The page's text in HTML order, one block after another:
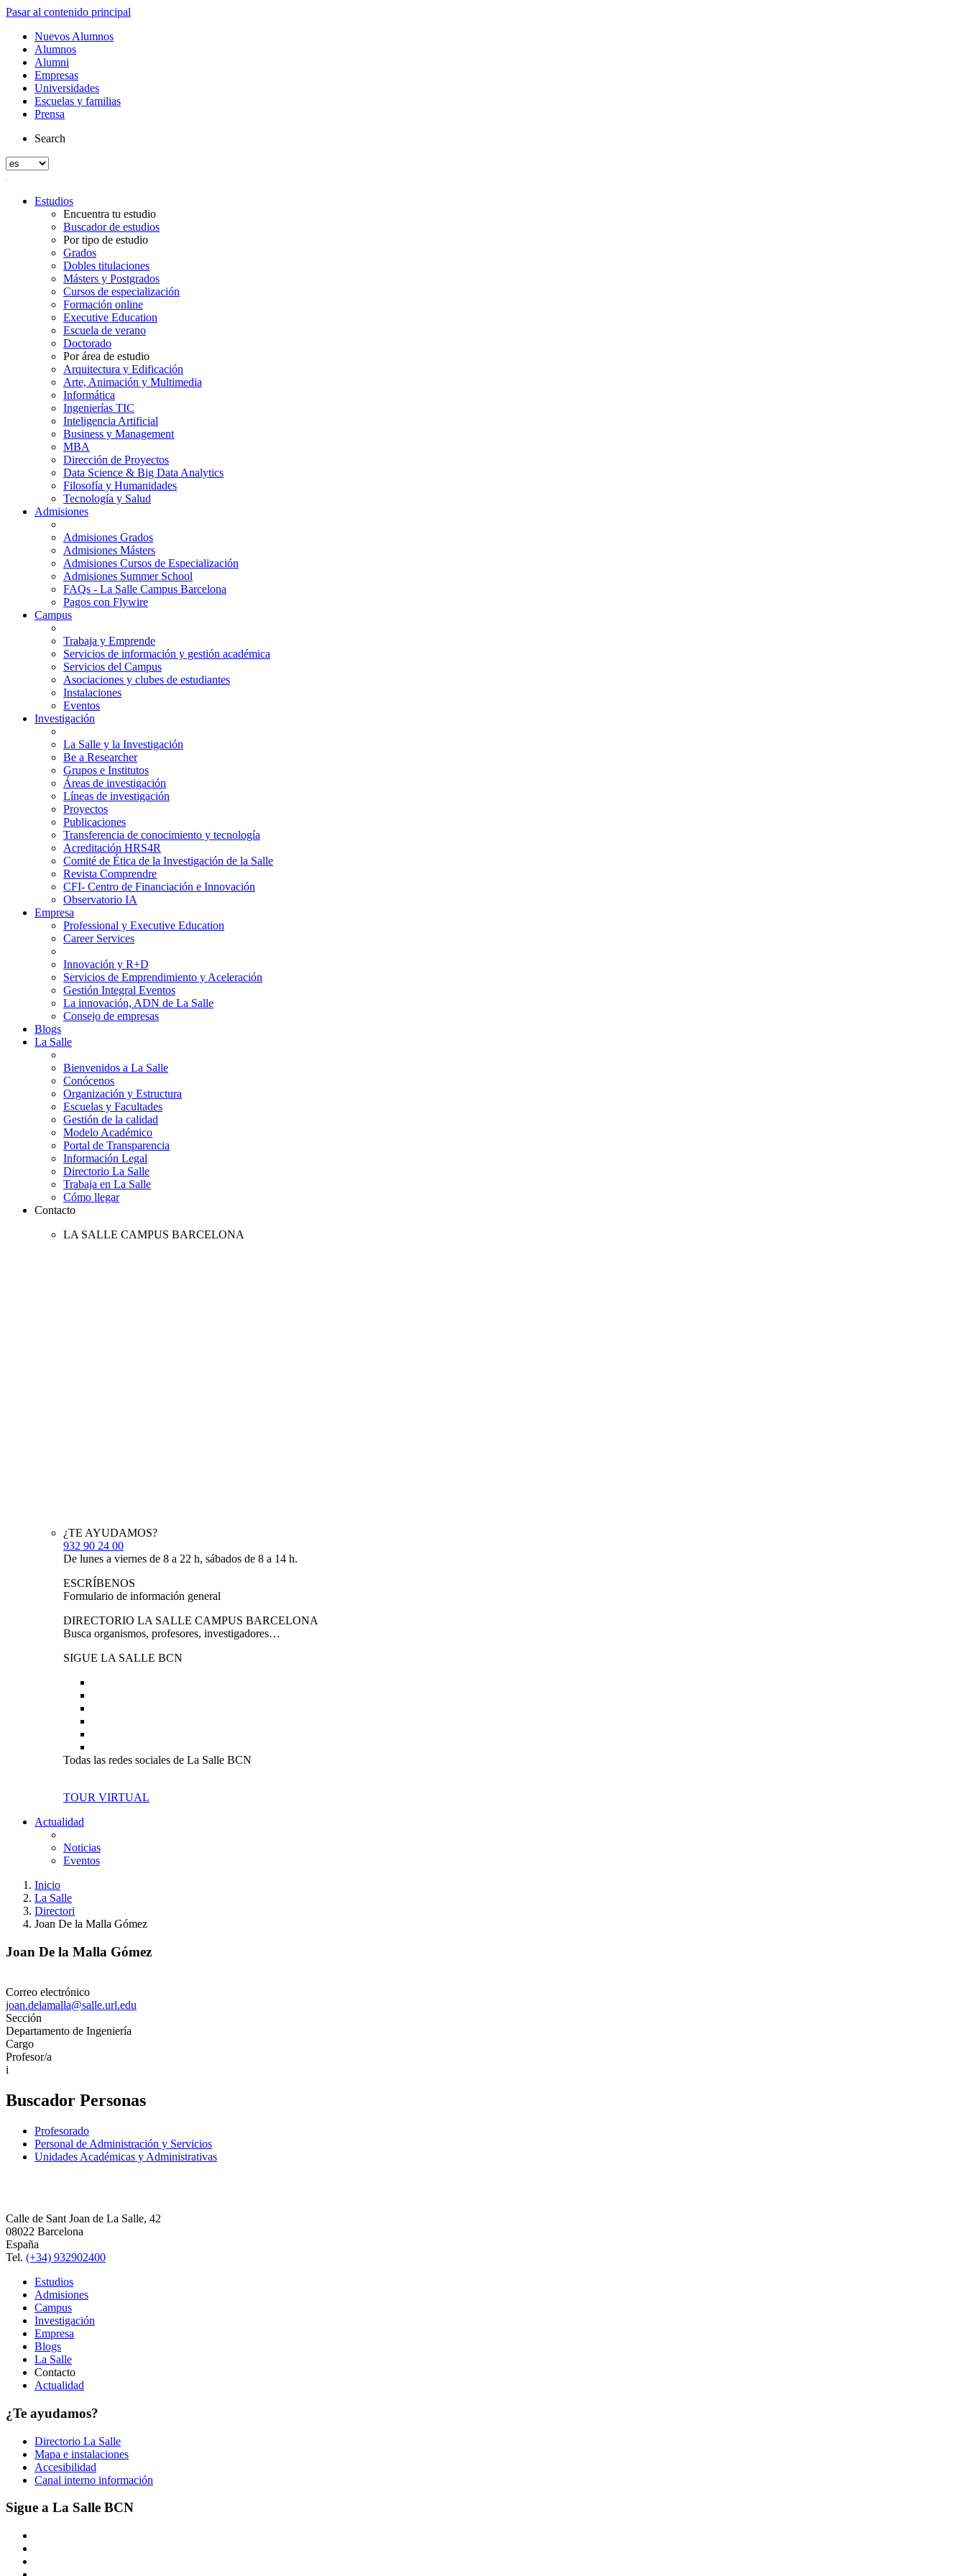
Pasar al contenido principal
Nuevos Alumnos
Alumnos
Alumni
Empresas
Universidades
Escuelas y familias
Prensa
Search
Estudios
Encuentra tu estudio
Buscador de estudios
Por tipo de estudio
Grados
Dobles titulaciones
Másters y Postgrados
Cursos de especialización
Formación online
Executive Education
Escuela de verano
Doctorado
Por área de estudio
Arquitectura y Edificación
Arte, Animación y Multimedia
Informática
Ingenierías TIC
Inteligencia Artificial
Business y Management
MBA
Dirección de Proyectos
Data Science & Big Data Analytics
Filosofía y Humanidades
Tecnología y Salud
Admisiones
Admisiones Grados
Admisiones Másters
Admisiones Cursos de Especialización
Admisiones Summer School
FAQs - La Salle Campus Barcelona
Pagos con Flywire
Campus
Trabaja y Emprende
Servicios de información y gestión académica
Servicios del Campus
Asociaciones y clubes de estudiantes
Instalaciones
Eventos
Investigación
La Salle y la Investigación
Be a Researcher
Grupos e Institutos
Áreas de investigación
Líneas de investigación
Proyectos
Publicaciones
Transferencia de conocimiento y tecnología
Acreditación HRS4R
Comité de Ética de la Investigación de la Salle
Revista Comprendre
CFI- Centro de Financiación e Innovación
Observatorio IA
Empresa
Professional y Executive Education
Career Services
Innovación y R+D
Servicios de Emprendimiento y Aceleración
Gestión Integral Eventos
La innovación, ADN de La Salle
Consejo de empresas
Blogs
La Salle
Bienvenidos a La Salle
Conócenos
Organización y Estructura
Escuelas y Facultades
Gestión de la calidad
Modelo Académico
Portal de Transparencia
Información Legal
Directorio La Salle
Trabaja en La Salle
Cómo llegar
Contacto
LA SALLE CAMPUS BARCELONA
¿TE AYUDAMOS?
932 90 24 00
De lunes a viernes de 8 a 22 h, sábados de 8 a 14 h.
ESCRÍBENOS
Formulario de información general
DIRECTORIO LA SALLE CAMPUS BARCELONA
Busca organismos, profesores, investigadores…
SIGUE LA SALLE BCN
Todas las redes sociales de La Salle BCN
TOUR VIRTUAL
Actualidad
Noticias
Eventos
Inicio
La Salle
Directori
Joan De la Malla Gómez
Joan De la Malla Gómez
Correo electrónico
joan.delamalla@salle.url.edu
Sección
Departamento de Ingeniería
Cargo
Profesor/a
i
Buscador Personas
Profesorado
Personal de Administración y Servicios
Unidades Académicas y Administrativas
Calle de Sant Joan de La Salle, 42
08022 Barcelona
España
Tel. (+34) 932902400
Estudios
Admisiones
Campus
Investigación
Empresa
Blogs
La Salle
Contacto
Actualidad
¿Te ayudamos?
Directorio La Salle
Mapa e instalaciones
Accesibilidad
Canal interno información
Sigue a La Salle BCN